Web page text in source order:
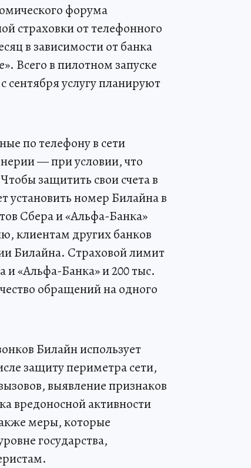
форума
страховки от телефонного
в зависимости от банка
Всего в пилотном запуске
сентября услугу планируют
по телефону в сети
— при условии, что
защитить свои счета в
установить номер Билайна в
Сбера и «Альфа-Банка»
клиентам других банков
Билайна. Страховой лимит
и «Альфа-Банка» и 200 тыс.
обращений на одного
Билайн использует
защиту периметра сети,
выявление признаков
вредоносной активности
меры, которые
государства,